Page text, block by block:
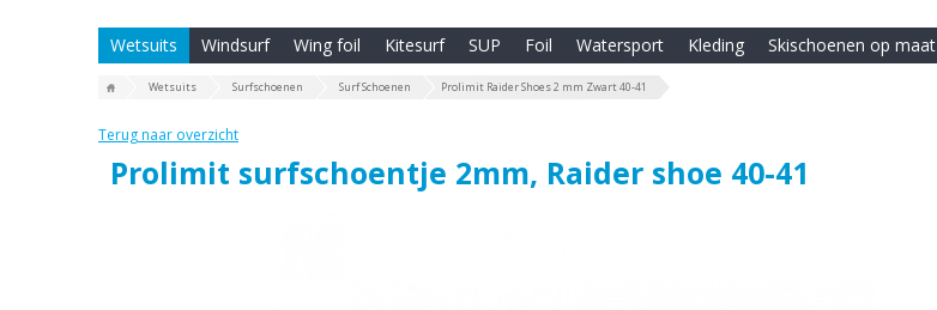
Wetsuits Windsurf Wing foil Kitesurf SUP Foil Watersport Kleding Skischoenen op maat
Wetsuits Surfschoenen Surf Schoenen Prolimit Raider Shoes 2 mm Zwart 40-41
Terug naar overzicht
Prolimit surfschoentje 2mm, Raider shoe 40-41